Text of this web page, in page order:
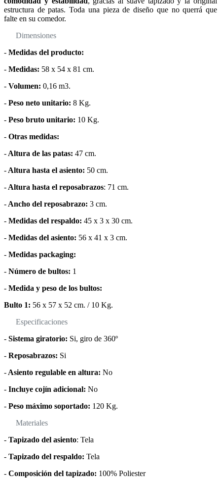
estructura de patas. Toda una pieza de diseño que no querrá que
falte en su comedor.
Dimensiones
- Medidas del producto:
- Medidas: 58 x 54 x 81 cm.
- Volumen: 0,16 m3.
- Peso neto unitario: 8 Kg.
- Peso bruto unitario: 10 Kg.
- Otras medidas:
- Altura de las patas: 47 cm.
- Altura hasta el asiento: 50 cm.
- Altura hasta el reposabrazos: 71 cm.
- Ancho del reposabrazo: 3 cm.
- Medidas del respaldo: 45 x 3 x 30 cm.
- Medidas del asiento: 56 x 41 x 3 cm.
- Medidas packaging:
- Número de bultos: 1
- Medida y peso de los bultos:
Bulto 1: 56 x 57 x 52 cm. / 10 Kg.
Especificaciones
- Sistema giratorio: Si, giro de 360º
- Reposabrazos: Si
- Asiento regulable en altura: No
- Incluye cojín adicional: No
- Peso máximo soportado: 120 Kg.
Materiales
- Tapizado del asiento: Tela
- Tapizado del respaldo: Tela
- Composición del tapizado: 100% Poliester